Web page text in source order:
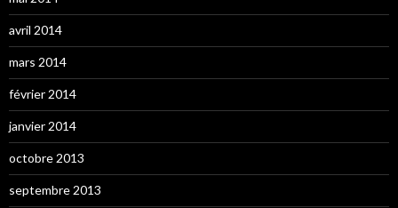
avril 2014
mars 2014
février 2014
janvier 2014
octobre 2013
septembre 2013